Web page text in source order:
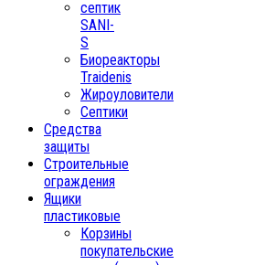
септик
SANI-
S
Биореакторы
Traidenis
Жироуловители
Септики
Средства
защиты
Строительные
ограждения
Ящики
пластиковые
Корзины
покупательские